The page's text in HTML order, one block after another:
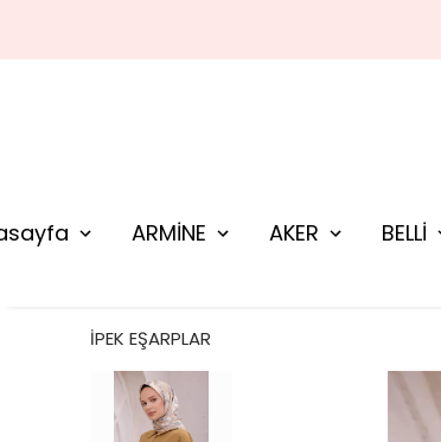
ARMİNE AKER BELLİ
İPEK EŞARPLAR